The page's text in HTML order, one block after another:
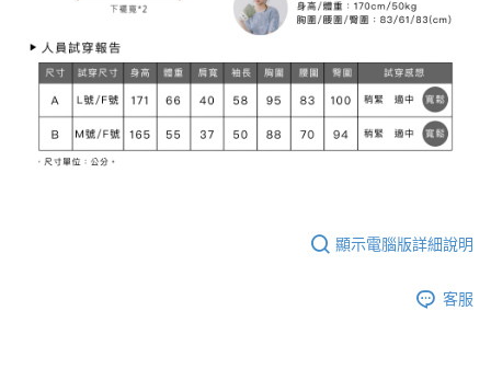
顯示電腦版詳細說明
客服